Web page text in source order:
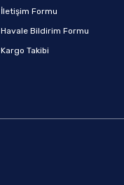
İletişim Formu
Havale Bildirim Formu
Kargo Takibi